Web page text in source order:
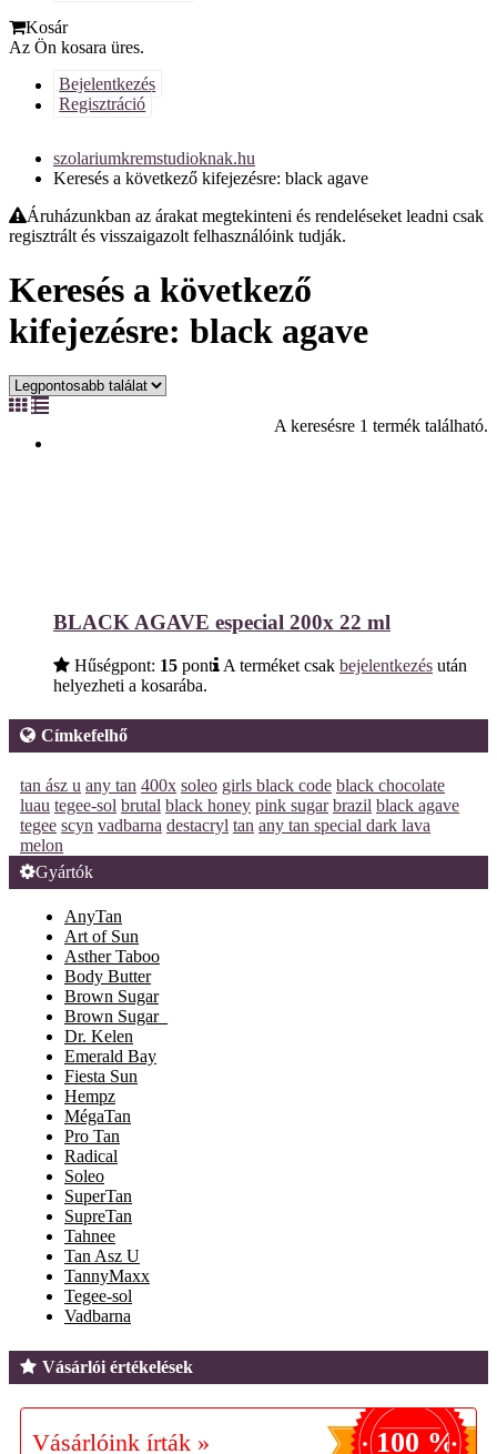
Kosár
Az Ön kosara üres.
Bejelentkezés
Regisztráció
szolariumkremstudioknak.hu
Keresés a következő kifejezésre: black agave
Áruházunkban az árakat megtekinteni és rendeléseket leadni csak
regisztrált és visszaigazolt felhasználóink tudják.
Keresés a következő
kifejezésre: black agave
A keresésre 1 termék található.
BLACK AGAVE especial 200x 22 ml
Hűségpont: 15 pont A terméket csak bejelentkezés után
helyezheti a kosarába.
Címkefelhő
tan ász u any tan 400x soleo girls black code black chocolate
luau tegee-sol brutal black honey pink sugar brazil black agave
tegee scyn vadbarna destacryl tan any tan special dark lava
melon
Gyártók
AnyTan
Art of Sun
Asther Taboo
Body Butter
Brown Sugar
Brown Sugar_
Dr. Kelen
Emerald Bay
Fiesta Sun
Hempz
MégaTan
Pro Tan
Radical
Soleo
SuperTan
SupreTan
Tahnee
Tan Asz U
TannyMaxx
Tegee-sol
Vadbarna
Vásárlói értékelések
Vásárlóink írták » 100 %